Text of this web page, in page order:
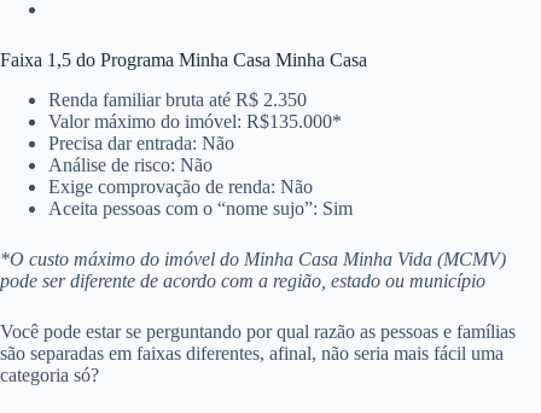
Faixa 1,5 do Programa Minha Casa Minha Casa
Renda familiar bruta até R$ 2.350
Valor máximo do imóvel: R$135.000*
Precisa dar entrada: Não
Análise de risco: Não
Exige comprovação de renda: Não
Aceita pessoas com o “nome sujo”: Sim
*O custo máximo do imóvel do Minha Casa Minha Vida (MCMV)
pode ser diferente de acordo com a região, estado ou município
Você pode estar se perguntando por qual razão as pessoas e famílias
são separadas em faixas diferentes, afinal, não seria mais fácil uma
categoria só?